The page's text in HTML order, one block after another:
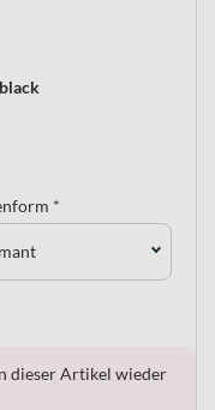
*
dieser Artikel wieder